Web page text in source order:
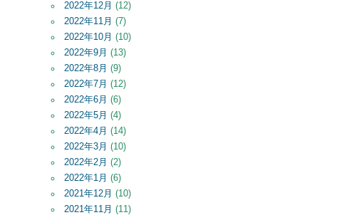
2022年12月 (12)
2022年11月 (7)
2022年10月 (10)
2022年9月 (13)
2022年8月 (9)
2022年7月 (12)
2022年6月 (6)
2022年5月 (4)
2022年4月 (14)
2022年3月 (10)
2022年2月 (2)
2022年1月 (6)
2021年12月 (10)
2021年11月 (11)